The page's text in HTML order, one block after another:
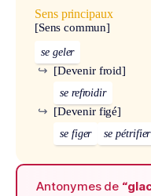
Sens principaux
[Sens commun]
se geler
[Devenir froid]
↪
se refroidir
[Devenir figé]
↪
se figer se pétrifier
Antonymes de